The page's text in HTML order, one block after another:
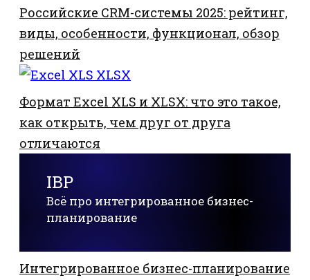
Российские CRM-системы 2025: рейтинг,
виды, особенности, функционал, обзор
решений
Формат Excel XLS и XLSX: что это такое,
как открыть, чем друг от друга
отличаются
IBP
Всё про интегрированное бизнес-
планирование
Интегрированное бизнес-планирование